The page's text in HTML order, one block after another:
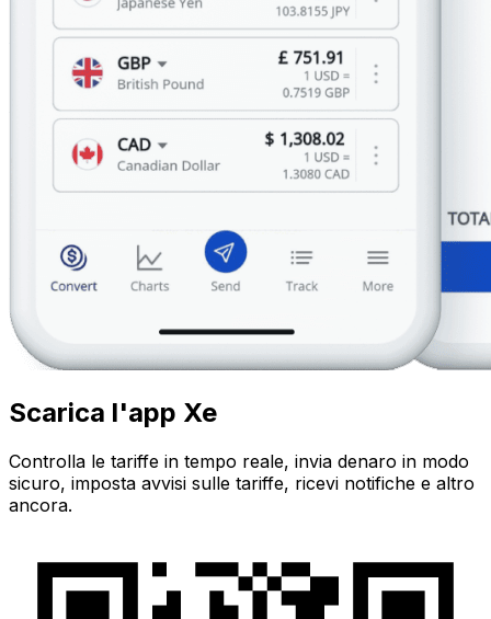
Scarica l'app Xe
Controlla le tariffe in tempo reale, invia denaro in modo
sicuro, imposta avvisi sulle tariffe, ricevi notifiche e altro
ancora.